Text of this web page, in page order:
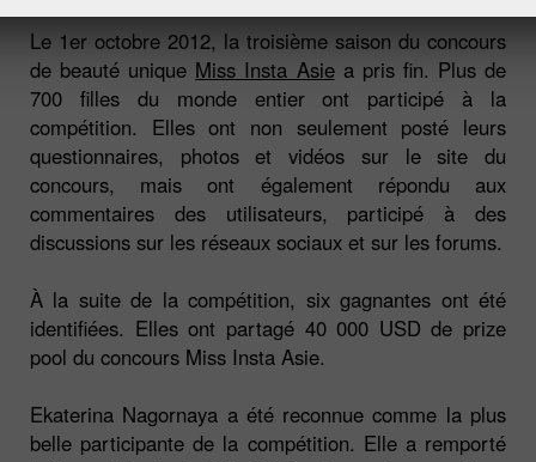
Le 1er octobre 2012, la troisième saison du concours
de beauté unique Miss Insta Asiea pris fin. Plus de
700 filles du monde entier ont participé à la
compétition. Elles ont non seulement posté leurs
questionnaires, photos et vidéos sur le site du
concours, mais ont également répondu aux
commentaires des utilisateurs, participé à des
discussions sur les réseaux sociaux et sur les forums.
À la suite de la compétition, six gagnantes ont été
identifiées. Elles ont partagé 40 000 USD de prize
pool du concours Miss Insta Asie.
Ekaterina Nagornaya a été reconnue comme la plus
belle participante de la compétition. Elle a remporté